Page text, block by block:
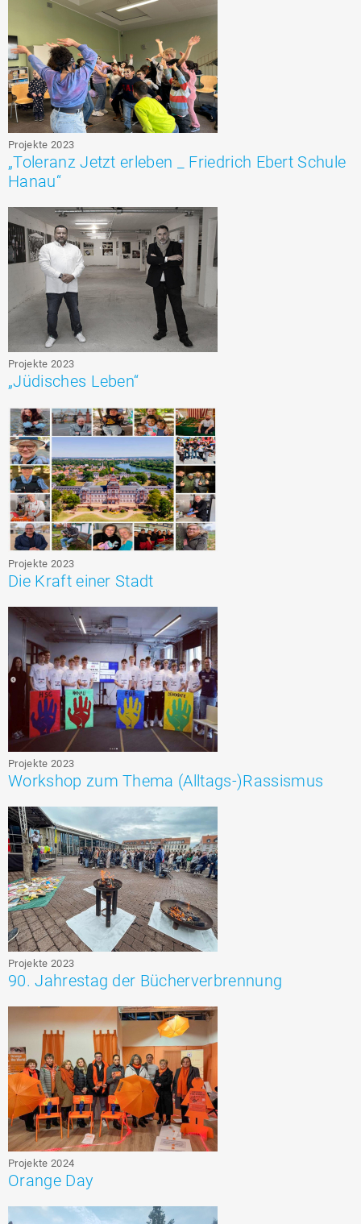
Projekte 2023
„Toleranz Jetzt erleben _ Friedrich Ebert Schule
Hanau“
Projekte 2023
„Jüdisches Leben“
Projekte 2023
Die Kraft einer Stadt
Projekte 2023
Workshop zum Thema (Alltags-)Rassismus
Projekte 2023
90. Jahrestag der Bücherverbrennung
Projekte 2024
Orange Day